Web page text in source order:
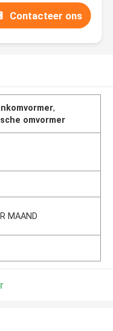
Contacteer ons
,
omvormer
MAAND